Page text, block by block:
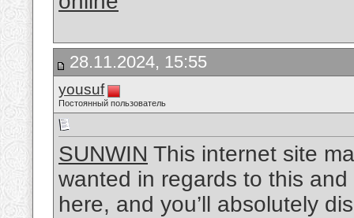
28.11.2024, 15:55
yousuf
Постоянный пользователь
SUNWIN This internet site
wanted in regards to this
here, and you’ll absolutely